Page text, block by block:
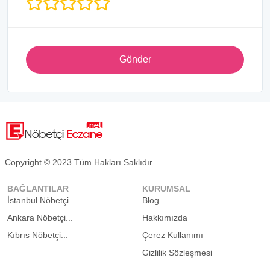
Gönder
Copyright © 2023 Tüm Hakları Saklıdır.
BAĞLANTILAR
İstanbul Nöbetçi...
Ankara Nöbetçi...
Kıbrıs Nöbetçi...
KURUMSAL
Blog
Hakkımızda
Çerez Kullanımı
Gizlilik Sözleşmesi